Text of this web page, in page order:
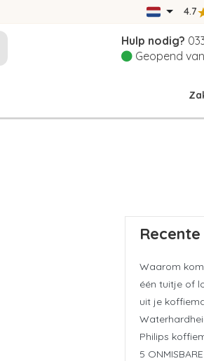
4.7
Hulp nodig?
Geopend
Waarom
één tuitje of
uit je
Philips
5